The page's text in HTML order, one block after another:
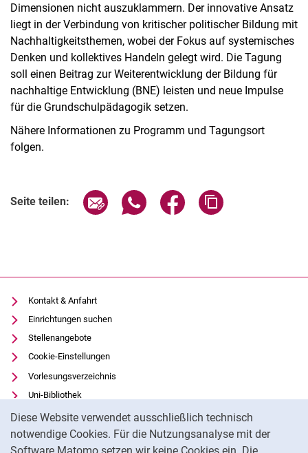
Diese Website verwendet ausschließlich technisch
notwendige Cookies. Für die Nutzungsanalyse mit der
Alle Termine
Dimensionen nicht auszuklammern. Der innovative Ansatz
liegt in der Verbindung von kritischer politischer Bildung mit
Nachhaltigkeitsthemen, wobei der Fokus auf systemisches
Denken und kollektives Handeln gelegt wird. Die Tagung
soll einen Beitrag zur Weiterentwicklung der Bildung für
nachhaltige Entwicklung (BNE) leisten und neue Impulse
für die Grundschulpädagogik setzen.
Nähere Informationen zu Programm und Tagungsort
folgen.
Seite teilen: Seite über E-Mail teilen
Seite über WhatsApp teilen
Seite über Facebook
Kontakt & Anfahrt
Einrichtungen suchen
Stellenangebote
Cookie-Einstellungen
Vorlesungsverzeichnis
Uni-Bibliothek
Moodle
Panopto